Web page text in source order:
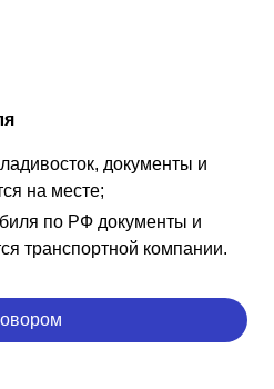
документы и
на месте;
по РФ документы и
транспортной компании.